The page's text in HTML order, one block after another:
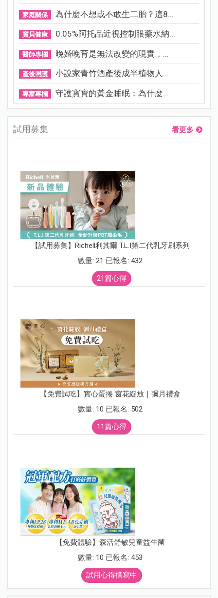
家庭關係 為什麼不想或不敢生二胎？這8...
寶貝健康 0.05%阿托品近視控制眼藥水納...
醫師專欄 晚婚晚育是無法改變的現實，...
產後照護 小說家青竹酒產後成半植物人...
專家專欄 守護寶寶的黃金睡眠：為什麼...
試用募集 看更多
【試用募集】Richell利其爾 T.L.I第二代乳牙刷系列
數量: 21 已報名: 432
21篇心得
【免費試吃】實心蛋捲 窗花綻放｜彌月禮盒
數量: 10 已報名: 502
11篇心得
【免費體驗】森活舒敏兒童益生菌
數量: 10 已報名: 453
試用心得撰寫中